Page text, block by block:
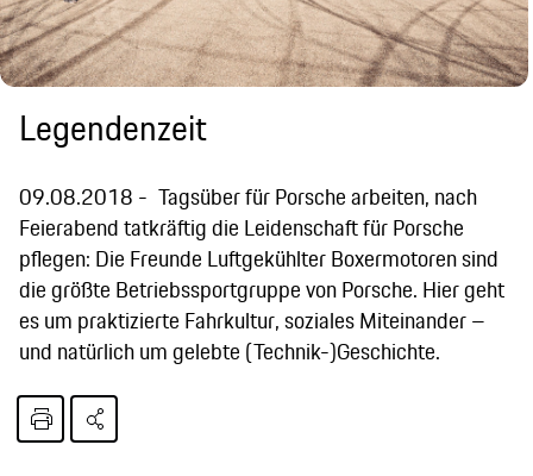
Legendenzeit
09.08.2018
Tagsüber für Porsche arbeiten, nach
Feierabend tatkräftig die Leidenschaft für Porsche
pflegen: Die Freunde Luftgekühlter Boxermotoren sind
die größte Betriebssportgruppe von Porsche. Hier geht
es um praktizierte Fahrkultur, soziales Miteinander –
und natürlich um gelebte (Technik-)Geschichte.